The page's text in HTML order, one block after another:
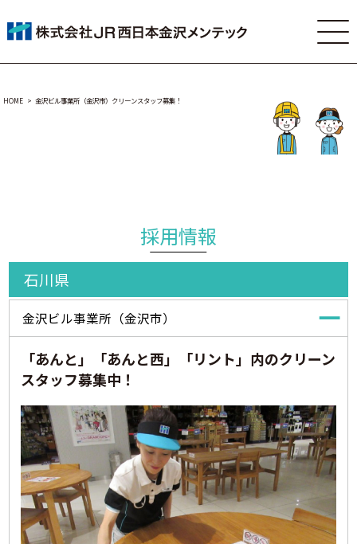
HOME 金沢ビル事業所（金沢市）クリーンスタッフ募集！
採用情報
石川県
金沢ビル事業所（金沢市）
「あんと」「あんと西」「リント」内のクリーン
スタッフ募集中！